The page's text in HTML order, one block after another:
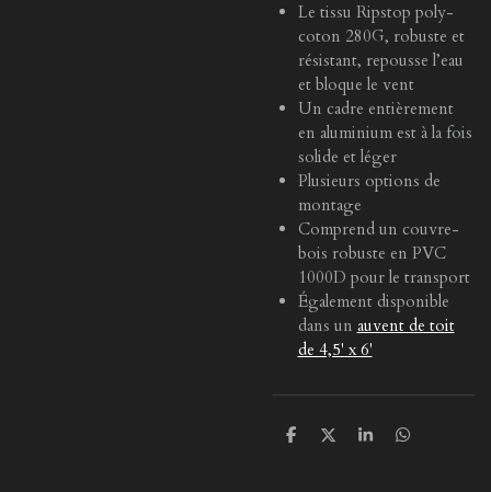
Le tissu Ripstop poly-
coton 280G, robuste et
résistant, repousse l’eau
et bloque le vent
Un cadre entièrement
en aluminium est à la fois
solide et léger
Plusieurs options de
montage
Comprend un couvre-
bois robuste en PVC
1000D pour le transport
Également disponible
dans un auvent de toit
de 4,5' x 6'
P
P
P
P